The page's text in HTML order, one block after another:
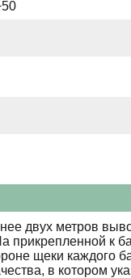
двух метров
прикрепленной к
щеки каждого
в котором